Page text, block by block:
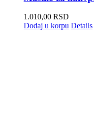
1.010,00 RSD
Dodaj u korpu Details